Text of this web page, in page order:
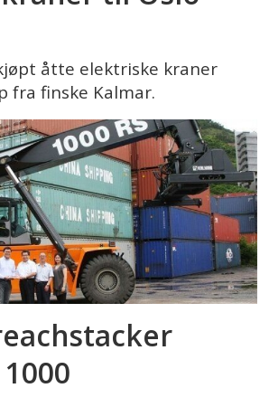
åtte elektriske kraner
fra finske Kalmar.